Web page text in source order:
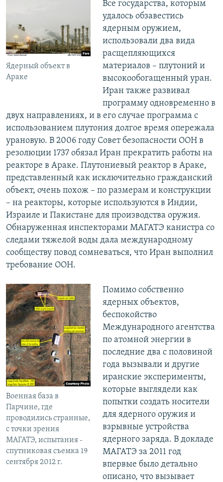
Ядерный объект в
Араке
Все государства, которым
удалось обзавестись
ядерным оружием,
использовали два вида
расщепляющихся
материалов – плутоний и
высокообогащенный уран.
Иран также развивал
программу одновременно в
двух направлениях, и в его случае программа с
использованием плутония долгое время опережала
урановую. В 2006 году Совет безопасности ООН в
резолюции 1737 обязал Иран прекратить работы на
реакторе в Араке. Плутониевый реактор в Араке,
представленный как исключительно гражданский
объект, очень похож – по размерам и конструкции
– на реакторы, которые используются в Индии,
Израиле и Пакистане для производства оружия.
Обнаруженная инспекторами МАГАТЭ канистра со
следами тяжелой воды дала международному
сообществу повод сомневаться, что Иран выполнил
требование ООН.
Военная база в
Парчине, где
проводились странные,
с точки зрения
МАГАТЭ, испытания -
спутниковая съемка 19
сентября 2012 г.
Помимо собственно
ядерных объектов,
беспокойство
Международного агентства
по атомной энергии в
последние два с половиной
года вызывали и другие
иранские эксперименты,
которые выглядели как
попытки создать носители
для ядерного оружия и
взрывные устройства
ядерного заряда. В докладе
МАГАТЭ за 2011 год
впервые было детально
описано, что вызывает